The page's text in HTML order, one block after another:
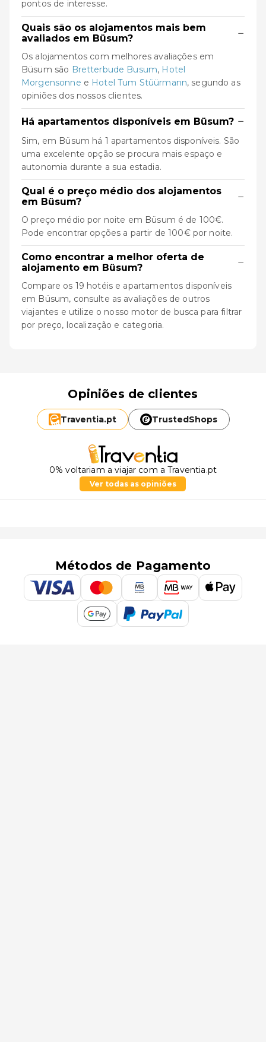
pontos de interesse.
Quais são os alojamentos mais bem
avaliados em Büsum?
−
Os alojamentos com melhores avaliações em
Büsum são Bretterbude Busum, Hotel
Morgensonne e Hotel Tum Stüürmann, segundo as
opiniões dos nossos clientes.
Há apartamentos disponíveis em Büsum? −
Sim, em Büsum há 1 apartamentos disponíveis. São
uma excelente opção se procura mais espaço e
autonomia durante a sua estadia.
Qual é o preço médio dos alojamentos
em Büsum?
−
O preço médio por noite em Büsum é de 100€.
Pode encontrar opções a partir de 100€ por noite.
Como encontrar a melhor oferta de
alojamento em Büsum?
−
Compare os 19 hotéis e apartamentos disponíveis
em Büsum, consulte as avaliações de outros
viajantes e utilize o nosso motor de busca para filtrar
por preço, localização e categoria.
Opiniões de clientes
Traventia.pt TrustedShops
0% voltariam a viajar com a Traventia.pt
Ver todas as opiniões
Métodos de Pagamento